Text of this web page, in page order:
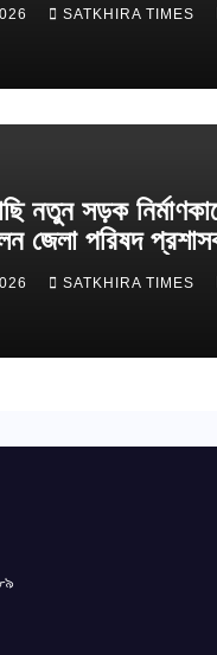
SATKHIRA TIMES
নতুন সড়ক
জেলা পরিষদ
SATKHIRA TIMES